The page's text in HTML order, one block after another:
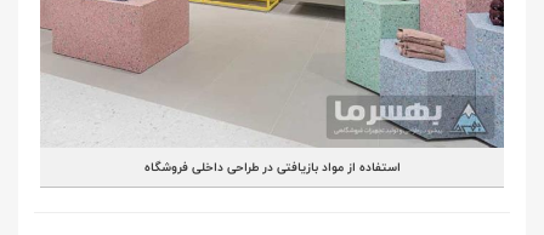
استفاده از مواد بازیافتی در طراحی داخلی فروشگاه